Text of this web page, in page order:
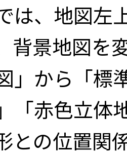
は、地図左
背景地図を
」から「
「赤色立体
との位置関